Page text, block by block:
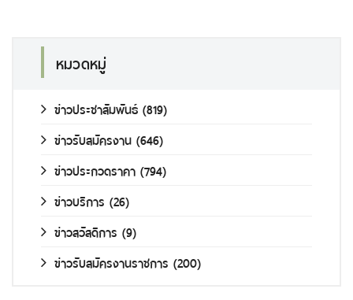
หมวดหมู่
ข่าวประชาสัมพันธ์ (819)
ข่าวรับสมัครงาน (646)
ข่าวประกวดราคา (794)
ข่าวบริการ (26)
ข่าวสวัสดิการ (9)
ข่าวรับสมัครงานราชการ (200)